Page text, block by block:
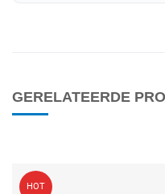
GERELATEERDE
HOT